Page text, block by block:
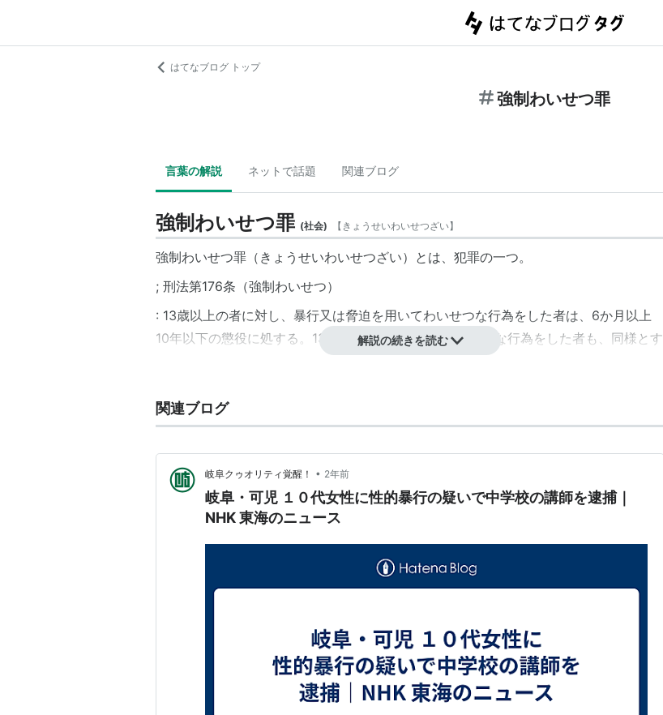
はてなブログ トップ
強制わいせつ罪
言葉の解説 ネットで話題 関連ブログ
強制わいせつ罪 (社会) 【 きょうせいわいせつざい】
強制わいせつ罪（きょうせいわいせつざい）とは、犯罪の一つ。
; 刑法第176条（強制わいせつ）
: 13歳以上の者に対し、暴行又は脅迫を用いてわいせつな行為をした者は、6か月以上
10年以下の懲役に処する。13歳未満の者に対し、わいせつな行為をした者も、同様とす
: 人の心神喪失若しくは抗拒不能に乗じ、又は心神を喪失させ、若しくは抗拒不能にさ
; 刑法第181条（強制わいせつ致死傷）
: 第176条若しくは第178条第1項の罪又はこれらの罪の未遂罪を犯し、よって人を死傷さ
せた者は、無期又は3年以上の懲役に処する。
解説の続きを読む
関連ブログ
岐阜クゥオリティ覚醒！ • 2年前
岐阜・可児 １０代女性に性的暴行の疑いで中学校の講師を逮捕｜
NHK 東海のニュース